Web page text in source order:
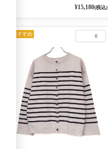
ン 10ベージュ×ネイビー¥15,180(税込)
0
おすすめ